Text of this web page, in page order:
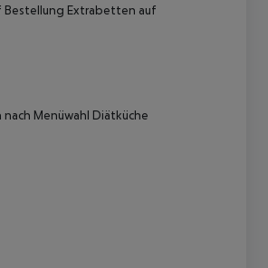
Bestellung Extrabetten auf
Menüwahl Diätküche